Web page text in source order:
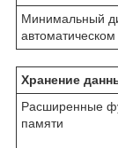
Минимальный
Хранение
Расширенные
памяти